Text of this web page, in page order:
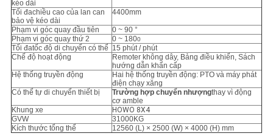
kéo dài
Tối đachiều cao của lan can
bảo vệ kéo dài
4400mm
Phạm vi góc quay đầu tiên
0 ~ 90 °
Phạm vi góc quay thứ 2
0 ~ 1800
Tối đatốc độ di chuyển có thể 15 phút / phút
Chế độ hoạt động
Remoter không dây, Bảng điều khiển, Sách
hướng dẫn khẩn cấp
Hệ thống truyền động
Hai hệ thống truyền động: PTO và máy phát
điện chạy xăng
Có thể tự di chuyển thiết bị
Trường hợp chuyển nhượngthay vì động
cơ amble
Khung xe
HOWO 8X4
GVW
31000KG
Kích thước tổng thể
12560 (L) × 2500 (W) × 4000 (H) mm